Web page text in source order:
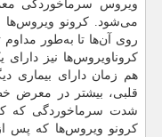
ویروس سرماخوردگی
کروناویروس‌ها نیز دارای
هم ‌زمان دارای بیماری
قلبی، بیشتر در معرض
شدت سرماخوردگی که
کرونو ویروس‌ها که پس از